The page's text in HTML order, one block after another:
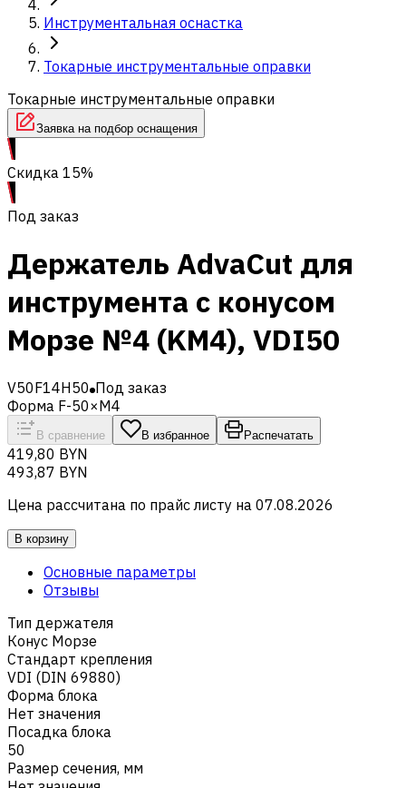
Инструментальная оснастка
Токарные инструментальные оправки
Токарные инструментальные оправки
Заявка на подбор оснащения
Скидка 15%
Под заказ
Держатель AdvaCut для
инструмента с конусом
Морзе №4 (KM4), VDI50
V50F14H50 Под заказ
Форма F-50×M4
В сравнение В избранное Распечатать
419,80 BYN
493,87 BYN
Цена рассчитана по прайс листу на 07.08.2026
В корзину
Основные параметры
Отзывы
Тип держателя
Конус Морзе
Стандарт крепления
VDI (DIN 69880)
Форма блока
Нет значения
Посадка блока
50
Размер сечения, мм